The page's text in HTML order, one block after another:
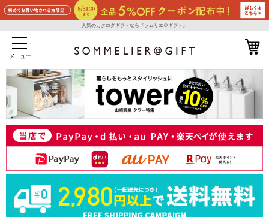
人気のカタログギフトなら『ソムリエ＠ギフト』
メニュー